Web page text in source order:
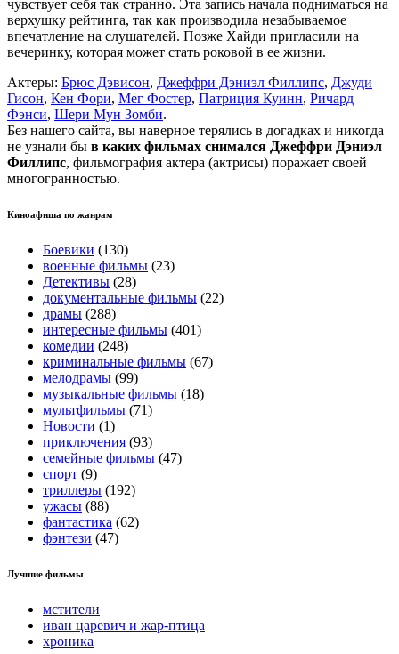
чувствует себя так странно. Эта запись начала подниматься на
верхушку рейтинга, так как производила незабываемое
впечатление на слушателей. Позже Хайди пригласили на
вечеринку, которая может стать роковой в ее жизни.
Актеры: Брюс Дэвисон, Джеффри Дэниэл Филлипс, Джуди
Гисон, Кен Фори, Мег Фостер, Патриция Куинн, Ричард
Фэнси, Шери Мун Зомби.
Без нашего сайта, вы наверное терялись в догадках и никогда
не узнали бы в каких фильмах снимался Джеффри Дэниэл
Филлипс, фильмография актера (актрисы) поражает своей
многогранностью.
Киноафиша по жанрам
Боевики (130)
военные фильмы (23)
Детективы (28)
документальные фильмы (22)
драмы (288)
интересные фильмы (401)
комедии (248)
криминальные фильмы (67)
мелодрамы (99)
музыкальные фильмы (18)
мультфильмы (71)
Новости (1)
приключения (93)
семейные фильмы (47)
спорт (9)
триллеры (192)
ужасы (88)
фантастика (62)
фэнтези (47)
Лучшие фильмы
мстители
иван царевич и жар-птица
хроника